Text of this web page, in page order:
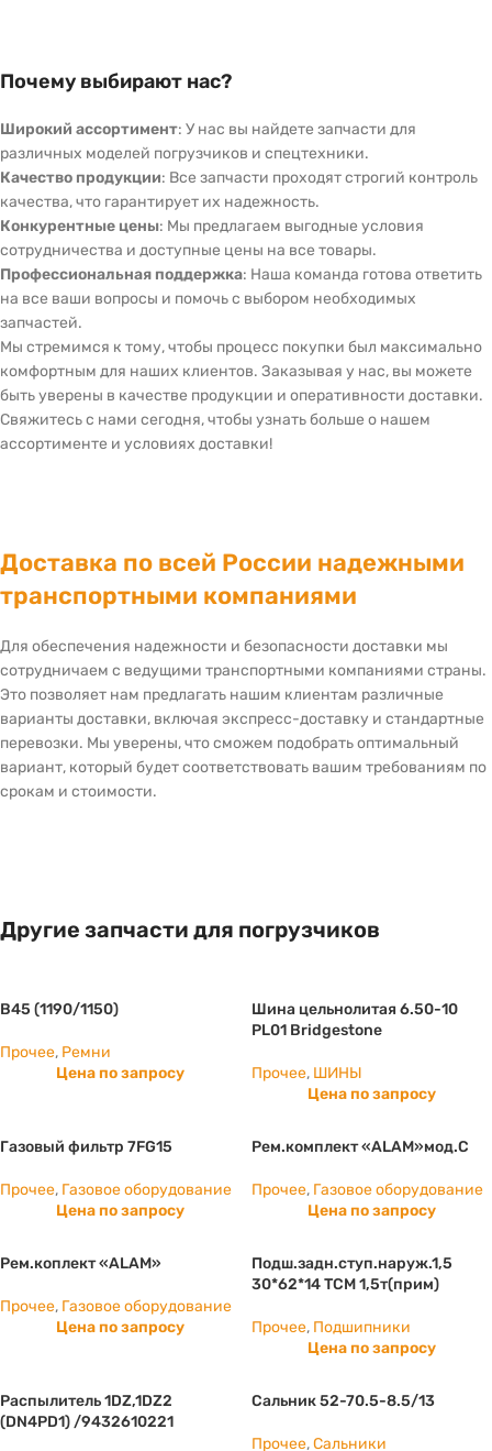
Почему выбирают нас?
Широкий ассортимент: У нас вы найдете запчасти для
различных моделей погрузчиков и спецтехники.
Качество продукции: Все запчасти проходят строгий контроль
качества, что гарантирует их надежность.
Конкурентные цены: Мы предлагаем выгодные условия
сотрудничества и доступные цены на все товары.
Профессиональная поддержка: Наша команда готова ответить
на все ваши вопросы и помочь с выбором необходимых
запчастей.
Мы стремимся к тому, чтобы процесс покупки был максимально
комфортным для наших клиентов. Заказывая у нас, вы можете
быть уверены в качестве продукции и оперативности доставки.
Свяжитесь с нами сегодня, чтобы узнать больше о нашем
ассортименте и условиях доставки!
Доставка по всей России надежными
транспортными компаниями
Для обеспечения надежности и безопасности доставки мы
сотрудничаем с ведущими транспортными компаниями страны.
Это позволяет нам предлагать нашим клиентам различные
варианты доставки, включая экспресс-доставку и стандартные
перевозки. Мы уверены, что сможем подобрать оптимальный
вариант, который будет соответствовать вашим требованиям по
срокам и стоимости.
Другие запчасти для погрузчиков
B45 (1190/1150)
Прочее, Ремни
Цена по запросу
Шина цельнолитая 6.50-10
PL01 Bridgestone
Прочее, ШИНЫ
Цена по запросу
Газовый фильтр 7FG15
Прочее, Газовое оборудование
Цена по запросу
Рем.комплект «ALAM»мод.С
Прочее, Газовое оборудование
Цена по запросу
Рем.коплект «ALAM»
Прочее, Газовое оборудование
Цена по запросу
Подш.задн.ступ.наруж.1,5
30*62*14 ТСМ 1,5т(прим)
Прочее, Подшипники
Цена по запросу
Распылитель 1DZ,1DZ2
(DN4PD1) /9432610221
Сальник 52-70.5-8.5/13
Прочее,Сальники